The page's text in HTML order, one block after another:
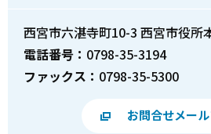
西宮市六湛寺町10-3 西宮市役所
電話番号： 0798-35-3194
ファックス： 0798-35-5300
お問合せメー